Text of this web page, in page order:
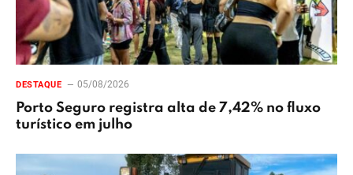
DESTAQUE 05/08/2026
Porto Seguro registra alta de 7,42% no fluxo
turístico em julho